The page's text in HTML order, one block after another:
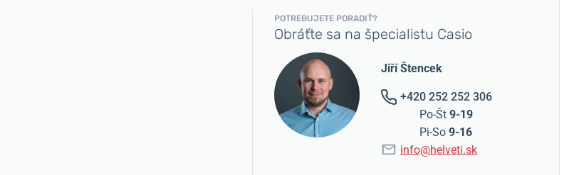
POTREBUJETE PORADIŤ?
Obráťte sa na špecialistu Casio
Jiří Štencek
+420 252 252 306
Po-Št 9-19
Pi-So 9-16
info@helveti.sk